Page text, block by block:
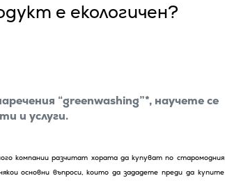
е екологичен?
“greenwashing”*, научете се
и услуги.
компании разчитат хората да купуват по старомодния
основни въпроси, които да зададете преди да купите